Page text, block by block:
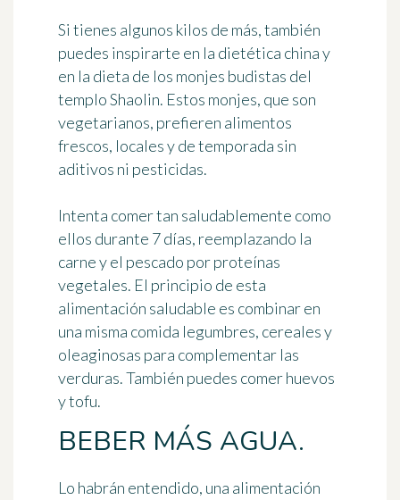
Si tienes algunos kilos de más, también
puedes inspirarte en la dietética china y
en la dieta de los monjes budistas del
templo Shaolin. Estos monjes, que son
vegetarianos, prefieren alimentos
frescos, locales y de temporada sin
aditivos ni pesticidas.
Intenta comer tan saludablemente como
ellos durante 7 días, reemplazando la
carne y el pescado por proteínas
vegetales. El principio de esta
alimentación saludable es combinar en
una misma comida legumbres, cereales y
oleaginosas para complementar las
verduras. También puedes comer huevos
y tofu.
BEBER MÁS AGUA.
Lo habrán entendido, una alimentación